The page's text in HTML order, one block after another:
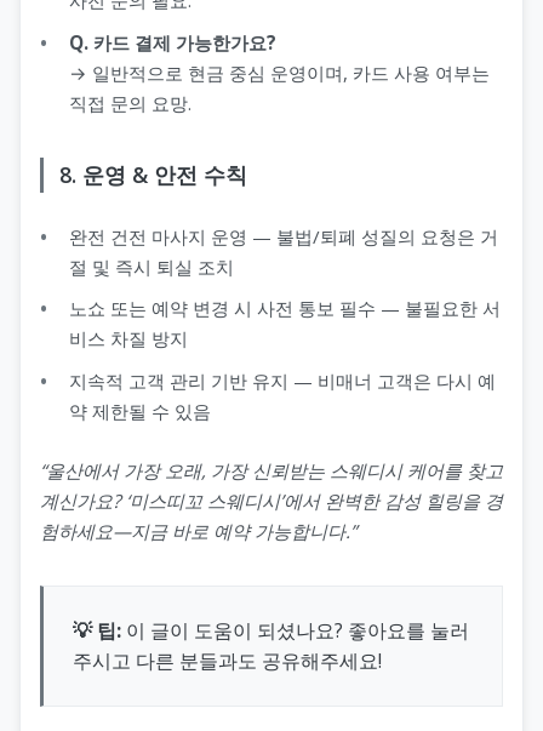
Q. 카드 결제 가능한가요?
→ 일반적으로 현금 중심 운영이며, 카드 사용 여부는
직접 문의 요망.
8. 운영 & 안전 수칙
완전 건전 마사지 운영 — 불법/퇴폐 성질의 요청은 거
절 및 즉시 퇴실 조치
노쇼 또는 예약 변경 시 사전 통보 필수 — 불필요한 서
비스 차질 방지
지속적 고객 관리 기반 유지 — 비매너 고객은 다시 예
약 제한될 수 있음
“울산에서 가장 오래, 가장 신뢰받는 스웨디시 케어를 찾고
계신가요? ‘미스띠꼬 스웨디시’에서 완벽한 감성 힐링을 경
험하세요—지금 바로 예약 가능합니다.”
💡 팁: 이 글이 도움이 되셨나요? 좋아요를 눌러
주시고 다른 분들과도 공유해주세요!